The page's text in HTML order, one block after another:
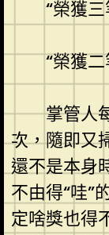
“榮獲
“榮獲
掌管人
次，隨即又
還不是本身
不由得“哇”
定啥獎也得